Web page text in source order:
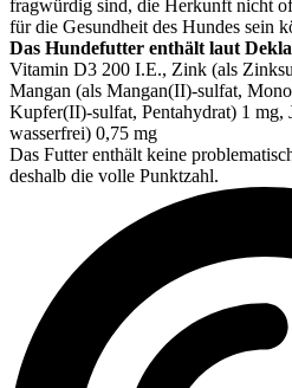
fragwürdig sind, die Herkunft nicht
für die Gesundheit des Hundes sein
Das Hundefutter enthält laut
Vitamin D3 200 I.E., Zink (als
Mangan (als Mangan(II)-sulfat,
Kupfer(II)-sulfat, Pentahydrat) 1 mg,
wasserfrei) 0,75 mg
Das Futter enthält keine
deshalb die volle Punktzahl.